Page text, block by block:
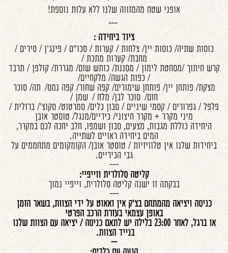
אופני שטח מהמזווה שלנו ללא עלות נוספת!
---
ציוד ביחידה :
כוסות שתיה/ כוסות יין/ צלחות / קערות / סכו"ם / פינג'ן / סירים /
מחבת/ קערות מתכת /
קרש חיתוך /מסחטת לימון / מסננת/ כותש שום/ מגררת/ קולפן / תרבד
/ כפות הגשה/ מלקחיים/
מצקת/ פותחן יין/ פותחן שימורים/ קפה שחור/ קפה נמס/ תה/ סוכר
חום/ סוכר לבן/ מלח / שמן /
פלפל / גפרורים / קסמי שיניים / סבון כלים/ סמרטוט/ סקוצ'/ ברזלית /
מיני מקרר + מקרר חיצוני/ כיריים/מנגל/ טוסטר אובן
היחידה כוללת מגבות, מצעים, סבון ושמפו, חלב יחכה לכם במקרר,
המים ביחידה ראויים לשתייה.
ביחידות שלנו אין טלוויזיות / טוסטר אובן/ הקומקומים מתחממים על
גבי הכיריים.
---
קליטה סלולרית ווייפיי:
בבקתה זו ישנה קליטה סלולרית, וייפיי נמוך
---
כניסה ויציאה מהמתחם בצ'ק אין ואאוט על ידי הצוות, בשאר הזמן
באופן עצמאי בעזרת הרכב הפרטי
או ברגל, לאחר 23:00 בלילה יש לתאם כניסה / יציאה עם הצוות שלנו
בנייד הצוות.
--